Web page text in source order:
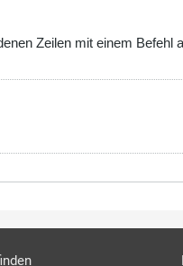
Zeilen mit einem Befehl